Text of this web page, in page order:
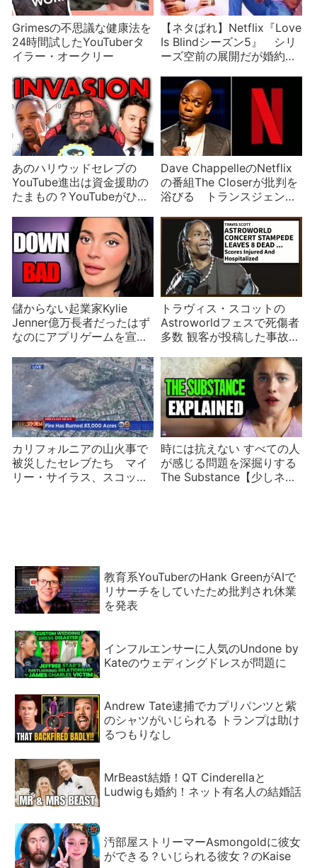
Grimesの不思議な健康法を
24時間試したYouTuberタ
イラー・オークリー
【ネタばれ】Netflix『Love
Is Blindシーズン5』 シリ
ーズ空前の展開だが婚約者
あのハリウッドセレブの
YouTube進出は資金援助の
たまもの？YouTubeがひい
Dave ChappelleのNetflix
の番組The Closerが批判を
浴びる トランスジェンダ
な批判精神か
儲からない起業家Kylie
Jenner億万長者だったはず
なのにアプリゲームを宣伝
トラヴィス・スコットの
Astroworldフェスで死傷者
多数 観客が投稿した事故映
カリフォルニアの山火事で
被災したセレブたち マイ
リー・サイラス、スコッ
時には抗えない すべての人
が感じる問題を深掘りする
The Substance【少しネタ
教育系YouTuberのHank GreenがAIで
リサーチをしていたため批判され休業
を発表
インフルエンサーに人気のUndone by
Kateのウェディングドレスが問題に
Andrew Tate逮捕でカプリパンツと紫
のシャツがいじられる トランプは助け
るつもりなし
MrBeast結婚！QT Cinderellaと
Ludwigも婚約！ネット有名人の結婚話
汚部屋ストリーマーAsmongoldに彼女
ができる？いじられる彼女？のKaise